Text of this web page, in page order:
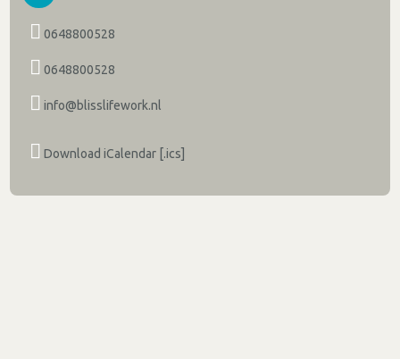
0648800528
0648800528
info@blisslifework.nl
Download iCalendar [.ics]